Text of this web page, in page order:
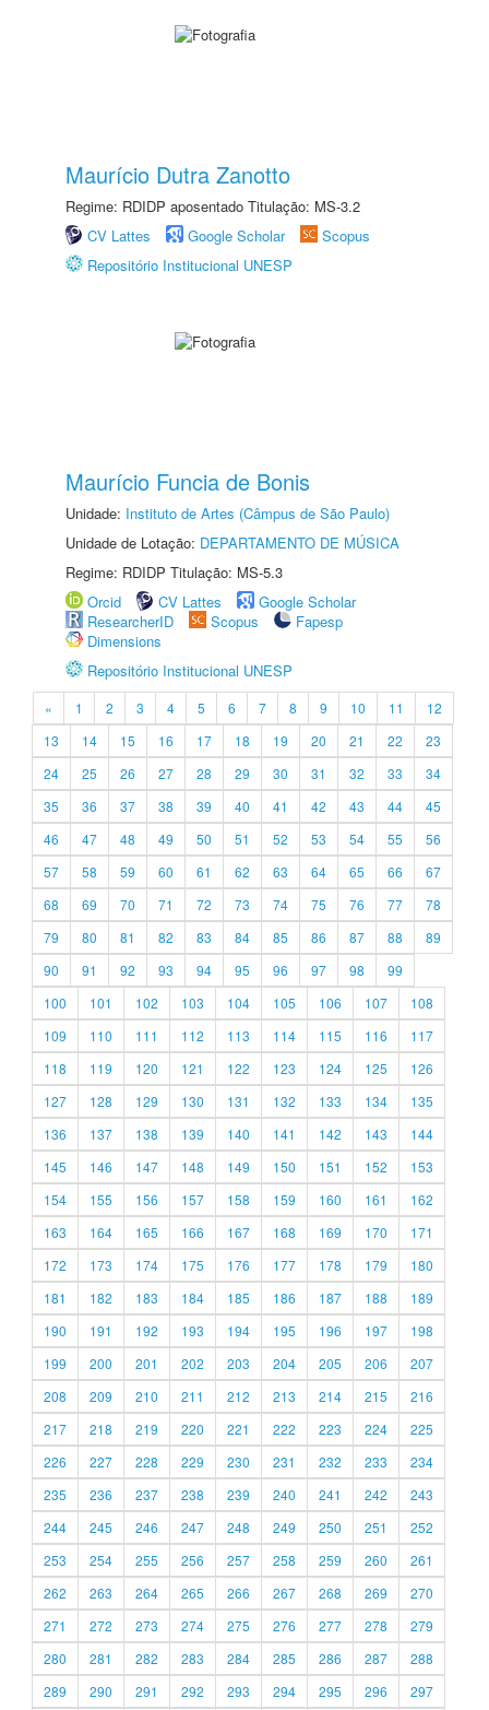
Maurício Dutra Zanotto
Regime: RDIDP aposentado Titulação: MS-3.2
CV Lattes
Google Scholar
Scopus
Repositório Institucional UNESP
Maurício Funcia de Bonis
Unidade: Instituto de Artes (Câmpus de São Paulo)
Unidade de Lotação: DEPARTAMENTO DE MÚSICA
Regime: RDIDP Titulação: MS-5.3
Orcid
CV Lattes
Google Scholar
ResearcherID
Scopus
Fapesp
Dimensions
Repositório Institucional UNESP
« 1 2 3 4 5 6 7 8 9 10 11
12
13
14 15 16 17 18 19 20 21 22
23
24
25 26 27 28 29 30 31 32 33
34
35
36 37 38 39 40 41 42 43 44
45
46
47 48 49 50 51 52 53 54 55
56
57
58 59 60 61 62 63 64 65 66
67
68
69 70 71 72 73 74 75 76 77
78
79
80 81 82 83 84 85 86 87 88
89
90
91 92 93 94 95 96 97 98
99
100
101 102 103 104 105 106 107
108
109
110 111 112 113 114 115 116
117
118
119 120 121 122 123 124 125
126
127
128 129 130 131 132 133 134
135
136
137 138 139 140 141 142 143
144
145
146 147 148 149 150 151 152
153
154
155 156 157 158 159 160 161
162
163
164 165 166 167 168 169 170
171
172
173 174 175 176 177 178 179
180
181
182 183 184 185 186 187 188
189
190
191 192 193 194 195 196 197
198
199
200 201 202 203 204 205 206
207
208
209 210 211 212 213 214 215
216
217
218 219 220 221 222 223 224
225
226
227 228 229 230 231 232 233
234
235
236 237 238 239 240 241 242
243
244
245 246 247 248 249 250 251
252
253
254 255 256 257 258 259 260
261
262
263 264 265 266 267 268 269
270
271
272 273 274 275 276 277 278
279
280
281 282 283 284 285 286 287
288
289
290 291 292 293 294 295 296 297